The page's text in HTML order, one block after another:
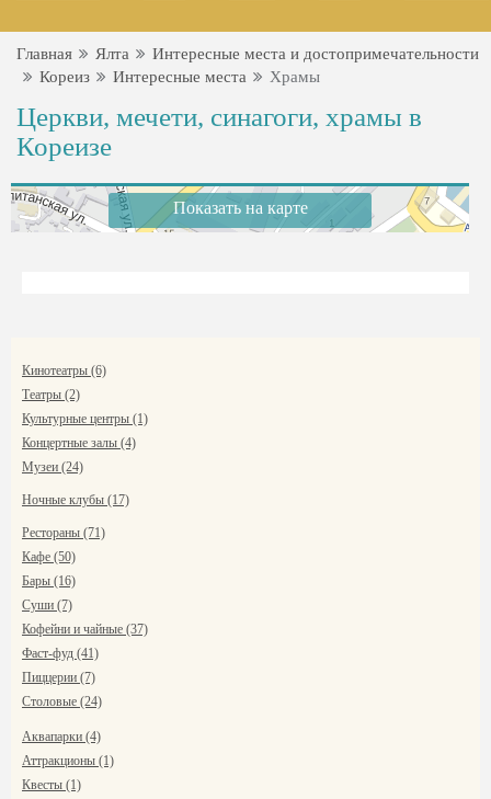
Главная Ялта
Интересные места и достопримечательности
Кореиз
Интересные места Храмы
Церкви, мечети, синагоги, храмы в
Кореизе
Показать на карте
Кинотеатры (6)
Театры (2)
Культурные центры (1)
Концертные залы (4)
Музеи (24)
Ночные клубы (17)
Рестораны (71)
Кафе (50)
Бары (16)
Суши (7)
Кофейни и чайные (37)
Фаст-фуд (41)
Пиццерии (7)
Столовые (24)
Аквапарки (4)
Аттракционы (1)
Квесты (1)